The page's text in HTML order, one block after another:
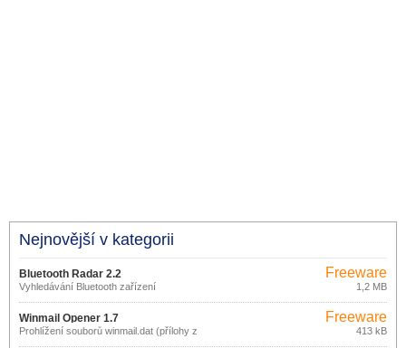
Nejnovější v kategorii
Bluetooth Radar 2.2
Vyhledávání Bluetooth zařízení
Freeware
1,2 MB
Winmail Opener 1.7
Prohlížení souborů winmail.dat (přílohy z
Freeware
413 kB